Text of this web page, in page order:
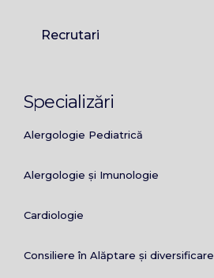
Recrutari
Specializări
Alergologie Pediatrică
Alergologie și Imunologie
Cardiologie
Consiliere în Alăptare și diversificare